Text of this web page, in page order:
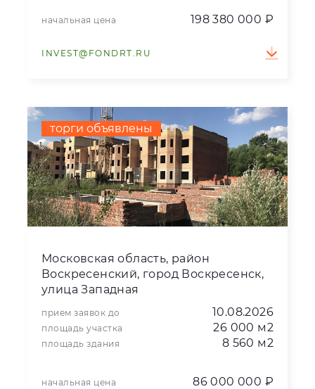
начальная цена 198 380 000 ₽
INVEST@FONDRT.RU
торги объявлены
Московская область, район
Воскресенский, город Воскресенск,
улица Западная
прием заявок до 10.08.2026
площадь участка 26 000 м2
площадь здания 8 560 м2
начальная цена 86 000 000 ₽